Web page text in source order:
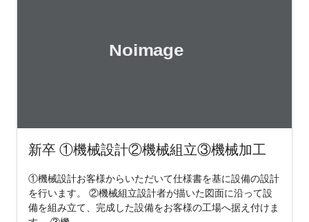
新卒 ①機械設計②機械組立③機械加工
①機械設計お客様からいただいて仕様書を基に設備の設計
を行います。 ②機械組立設計者が描いた図面に沿って設
備を組み立て、完成した設備をお客様の工場へ据え付けま